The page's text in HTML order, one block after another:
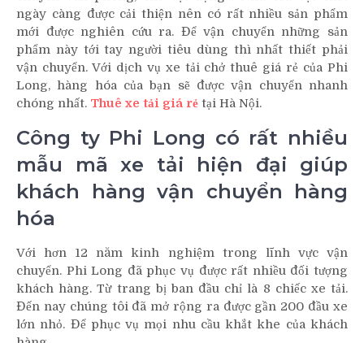
ngày càng được cải thiện nên có rất nhiều sản phẩm
mới được nghiên cứu ra. Để vận chuyển những sản
phẩm này tới tay người tiêu dùng thì nhất thiết phải
vận chuyển. Với dịch vụ xe tải chở thuê giá rẻ của Phi
Long, hàng hóa của bạn sẽ được vận chuyển nhanh
chóng nhất. Thuê xe tải giá rẻ tại Hà Nội.
Công ty Phi Long có rất nhiều
mẫu mã xe tải hiện đại giúp
khách hàng vận chuyển hàng
hóa
Với hơn 12 năm kinh nghiệm trong lĩnh vực vận
chuyển. Phi Long đã phục vụ được rất nhiều đối tượng
khách hàng. Từ trang bị ban đầu chỉ là 8 chiếc xe tải.
Đến nay chúng tôi đã mở rộng ra được gần 200 đầu xe
lớn nhỏ. Để phục vụ mọi nhu cầu khắt khe của khách